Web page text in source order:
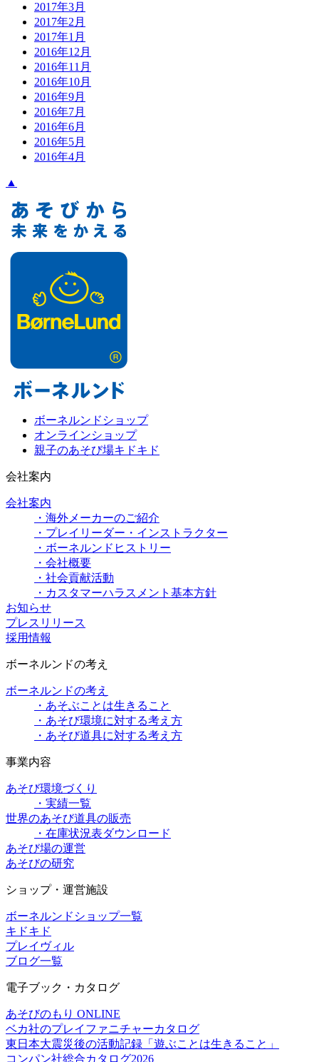
2017年3月
2017年2月
2017年1月
2016年12月
2016年11月
2016年10月
2016年9月
2016年7月
2016年6月
2016年5月
2016年4月
▲
ボーネルンドショップ
オンラインショップ
親子のあそび場キドキド
会社案内
会社案内
・海外メーカーのご紹介
・プレイリーダー・インストラクター
・ボーネルンドヒストリー
・会社概要
・社会貢献活動
・カスタマーハラスメント基本方針
お知らせ
プレスリリース
採用情報
ボーネルンドの考え
ボーネルンドの考え
・あそぶことは生きること
・あそび環境に対する考え方
・あそび道具に対する考え方
事業内容
あそび環境づくり
・実績一覧
世界のあそび道具の販売
・在庫状況表ダウンロード
あそび場の運営
あそびの研究
ショップ・運営施設
ボーネルンドショップ一覧
キドキド
プレイヴィル
ブログ一覧
電子ブック・カタログ
あそびのもり ONLINE
ベカ社のプレイファニチャーカタログ
東日本大震災後の活動記録「遊ぶことは生きること」
コンパン社総合カタログ2026